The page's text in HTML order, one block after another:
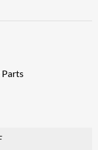
Parts